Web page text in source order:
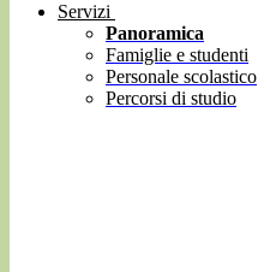
Servizi
Panoramica
Famiglie e studenti
Personale scolastico
Percorsi di studio